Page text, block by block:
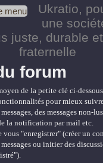
menu Ukratio,
une
juste, durable et
fraternelle
forum
de la petite clé ci-
pour mieux
des messages non-
la notification par mail etc.
vous "enregistrer" (créer un
ou initier des